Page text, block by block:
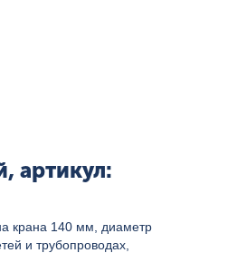
артикул:
крана 140 мм, диаметр
и трубопроводах,